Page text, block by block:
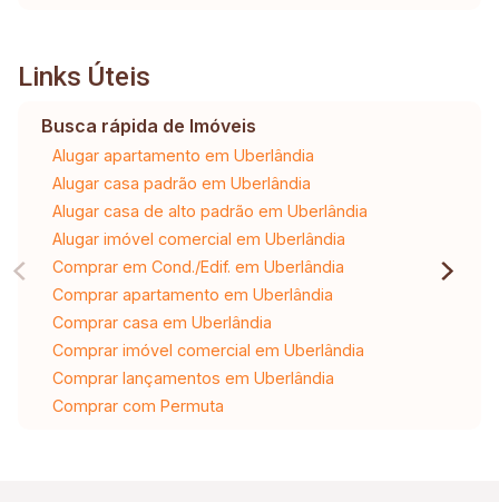
Links Úteis
Busca rápida de Imóveis
Alugar apartamento em Uberlândia
Alugar casa padrão em Uberlândia
Alugar casa de alto padrão em Uberlândia
Alugar imóvel comercial em Uberlândia
Comprar em Cond./Edif. em Uberlândia
Comprar apartamento em Uberlândia
Comprar casa em Uberlândia
Comprar imóvel comercial em Uberlândia
Comprar lançamentos em Uberlândia
Comprar com Permuta